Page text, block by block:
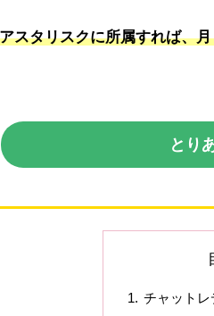
アスタリスクに所属すれば、
とり
チャットレ